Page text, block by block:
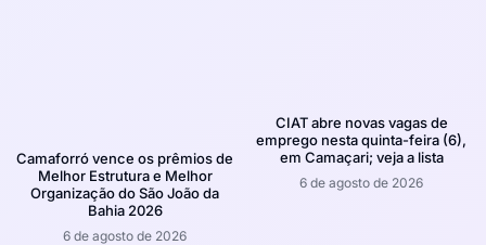
Camaforró vence os prêmios de
Melhor Estrutura e Melhor
Organização do São João da
Bahia 2026
6 de agosto de 2026
CIAT abre novas vagas de
emprego nesta quinta-feira (6),
em Camaçari; veja a lista
6 de agosto de 2026